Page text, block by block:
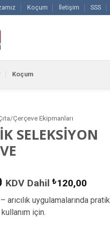
Koçum İletişim SSS
Koçum
Çerçeve Ekipmanları
SELEKSİYON
KDV Dahil ₺120,00
arıcılık uygulamalarında pratik
için.